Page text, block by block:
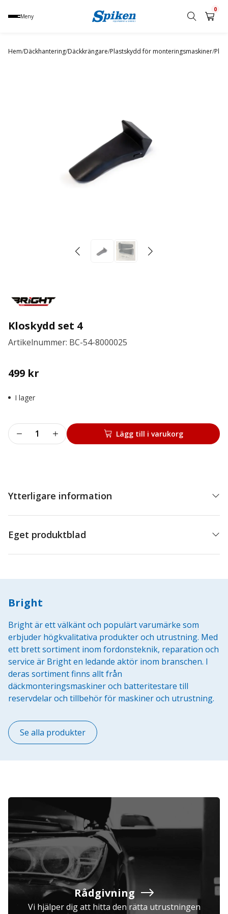
Meny
namn,
0
Hem/Däckhantering/Däckkrängare/Plastskydd för monteringsmaskiner/
Kloskydd set 4
Artikelnummer: BC-54-8000025
499 kr
I lager
Kloskydd
set
Lägg till i varukorg
Ytterligare information
Eget produktblad
Bright
Bright är ett välkänt och populärt varumärke som
erbjuder högkvalitativa produkter och utrustning. Med
ett brett sortiment inom fordonsteknik, reparation och
service är Bright en ledande aktör inom branschen. I
deras sortiment finns allt från
däckmonteringsmaskiner och batteritestare till
reservdelar och tillbehör för maskiner och utrustning.
Se alla produkter
Rådgivning
Vi hjälper dig att hitta den rätta utrustningen